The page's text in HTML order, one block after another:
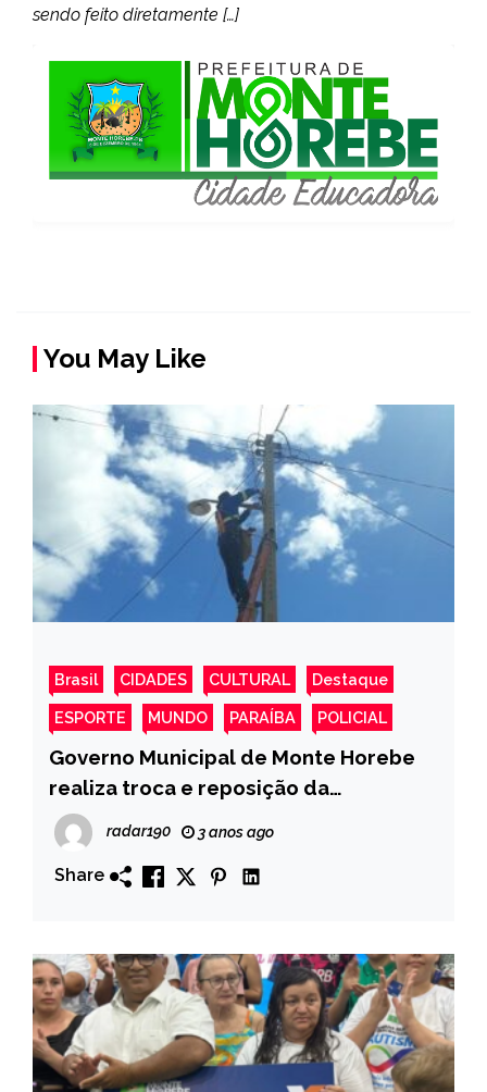
sendo feito diretamente […]
You May Like
Brasil CIDADES CULTURAL Destaque
ESPORTE MUNDO PARAÍBA POLICIAL
Governo Municipal de Monte Horebe
realiza troca e reposição da
iluminação pública na zona Rural
radar190 3 anos ago
Share